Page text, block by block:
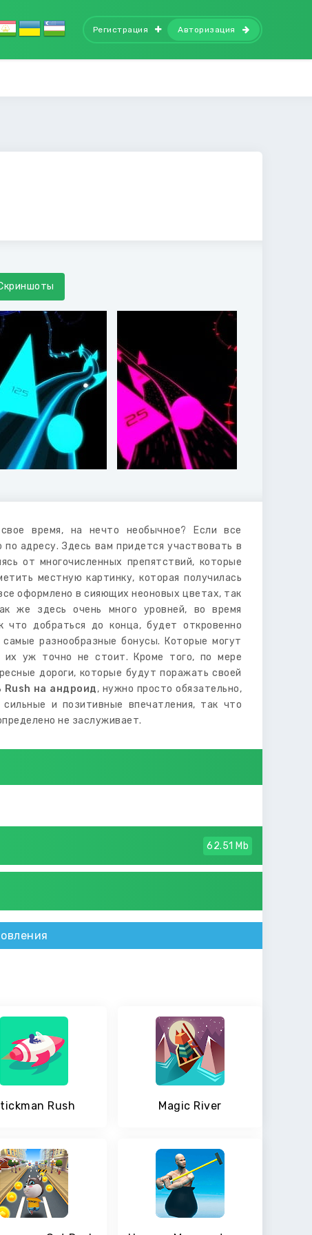
Регистрация Авторизация
время, на нечто необычное? Если все
адресу. Здесь вам придется участвовать в
от многочисленных препятствий, которые
местную картинку, которая получилась
оформлено в сияющих неоновых цветах, так
же здесь очень много уровней, во время
что добраться до конца, будет откровенно
разнообразные бонусы. Которые могут
их уж точно не стоит. Кроме того, по мере
дороги, которые будут поражать своей
Rush на андроид, нужно просто обязательно,
и позитивные впечатления, так что
не заслуживает.
62.51 Mb
Rush Magic River